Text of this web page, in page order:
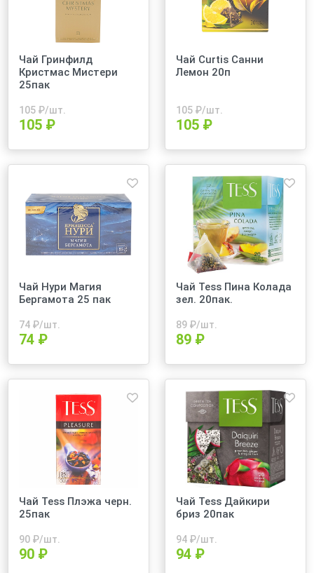
Чай Гринфилд
Кристмас Мистери
25пак
105 ₽/шт.
105 ₽
Чай Curtis Санни
Лемон 20п
105 ₽/шт.
105 ₽
Чай Нури Магия
Бергамота 25 пак
74 ₽/шт.
74 ₽
Чай Теss Пина Колада
зел. 20пак.
89 ₽/шт.
89 ₽
Чай Теss Плэжа черн.
25пак
90 ₽/шт.
90 ₽
Чай Теss Дайкири
бриз 20пак
94 ₽/шт.
94 ₽